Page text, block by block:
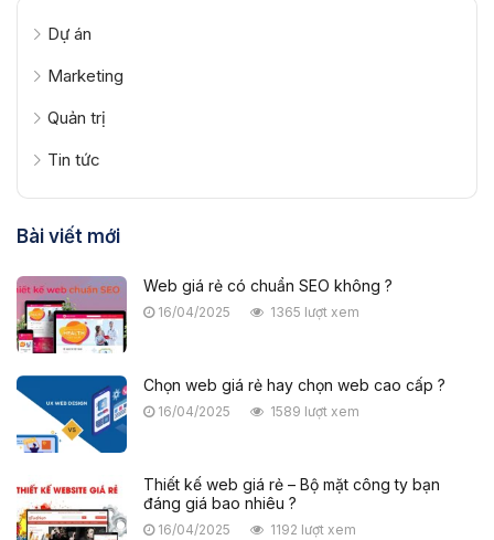
Dự án
Marketing
Quản trị
Tin tức
Bài viết mới
Web giá rẻ có chuẩn SEO không ?
16/04/2025 1365 lượt xem
Chọn web giá rẻ hay chọn web cao cấp ?
16/04/2025 1589 lượt xem
Thiết kế web giá rẻ – Bộ mặt công ty bạn
đáng giá bao nhiêu ?
16/04/2025 1192 lượt xem